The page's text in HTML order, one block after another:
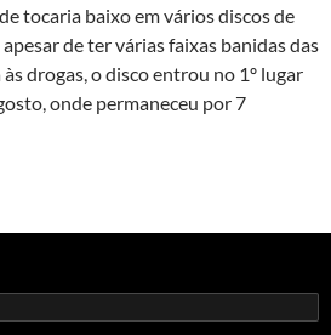
tocaria baixo em vários discos de
apesar de ter várias faixas banidas das
drogas, o disco entrou no 1º lugar
onde permaneceu por 7